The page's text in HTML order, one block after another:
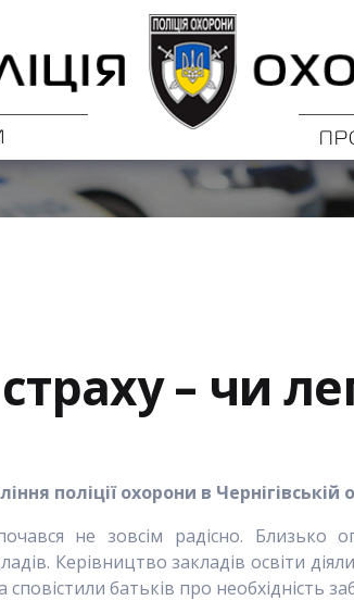
– чи
поліції охорони в
не зовсім радісно. Близько
Керівництво закладів освіти
батьків про необхідність